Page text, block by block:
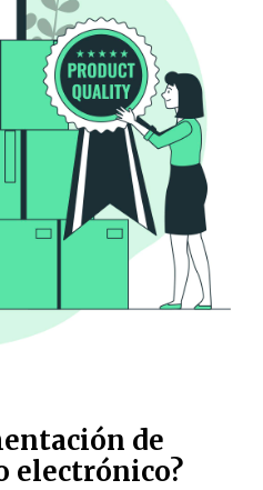
de
electrónico?